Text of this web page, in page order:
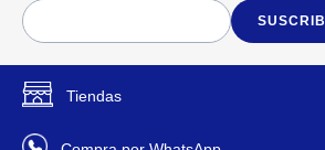
Tiendas